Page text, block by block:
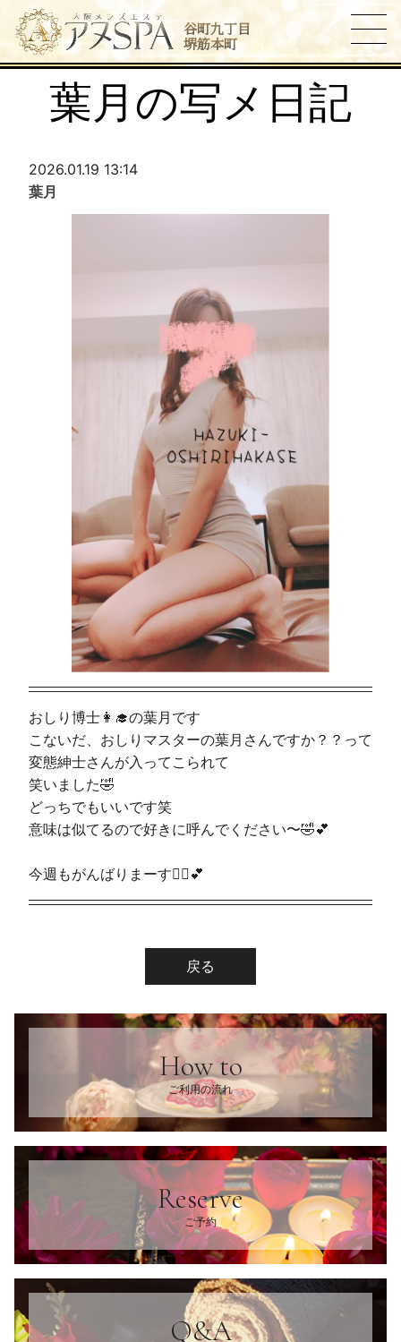
谷町九丁目
堺筋本町
葉月の写メ日記
2026.01.19 13:14
葉月
おしり博士👩‍🎓の葉月です
こないだ、おしりマスターの葉月さんですか？？って
変態紳士さんが入ってこられて
笑いました🤣
どっちでもいいです笑
意味は似てるので好きに呼んでください〜🤣💕
今週もがんばりまーす🦹‍♀️💕
戻る
How to
ご利用の流れ
Reserve
ご予約
Q&A